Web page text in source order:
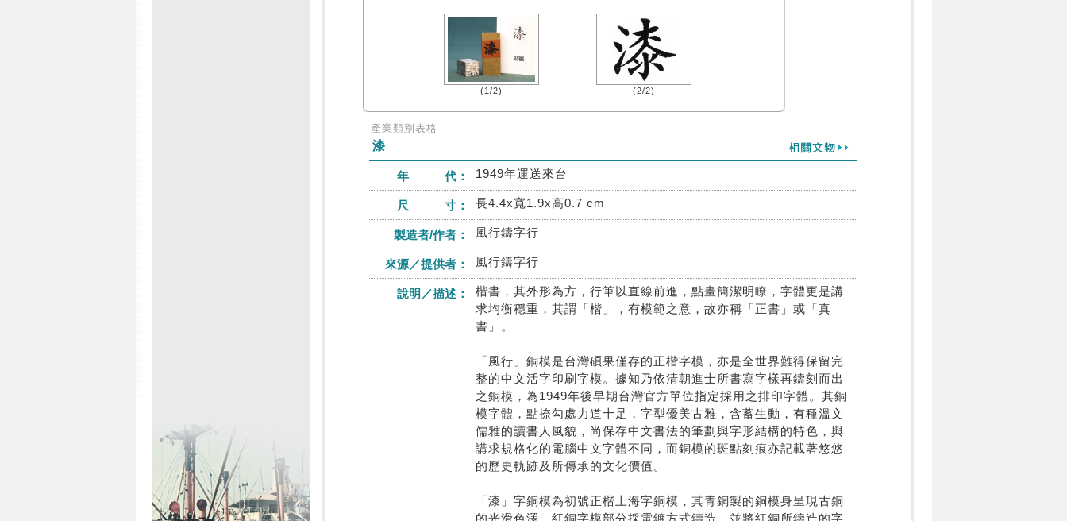
(1/2) (2/2)
產業類別表格
漆
年 代： 1949年運送來台
尺 寸： 長4.4x寬1.9x高0.7 cm
製造者/作者： 風行鑄字行
來源／提供者： 風行鑄字行
說明／描述：
楷書，其外形為方，行筆以直線前進，點畫簡潔明瞭，字體更是講
求均衡穩重，其謂「楷」，有模範之意，故亦稱「正書」或「真
書」。
「風行」銅模是台灣碩果僅存的正楷字模，亦是全世界難得保留完
整的中文活字印刷字模。據知乃依清朝進士所書寫字樣再鑄刻而出
之銅模，為1949年後早期台灣官方單位指定採用之排印字體。其銅
模字體，點捺勾處力道十足，字型優美古雅，含蓄生動，有種溫文
儒雅的讀書人風貌，尚保存中文書法的筆劃與字形結構的特色，與
講求規格化的電腦中文字體不同，而銅模的斑點刻痕亦記載著悠悠
的歷史軌跡及所傳承的文化價值。
「漆」字銅模為初號正楷上海字銅模，其青銅製的銅模身呈現古銅
的光滑色澤，紅銅字模部分採電鍍方式鑄造，並將紅銅所鑄造的字